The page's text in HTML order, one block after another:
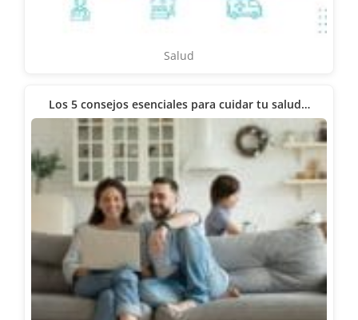
Salud
Los 5 consejos esenciales para cuidar tu salud…